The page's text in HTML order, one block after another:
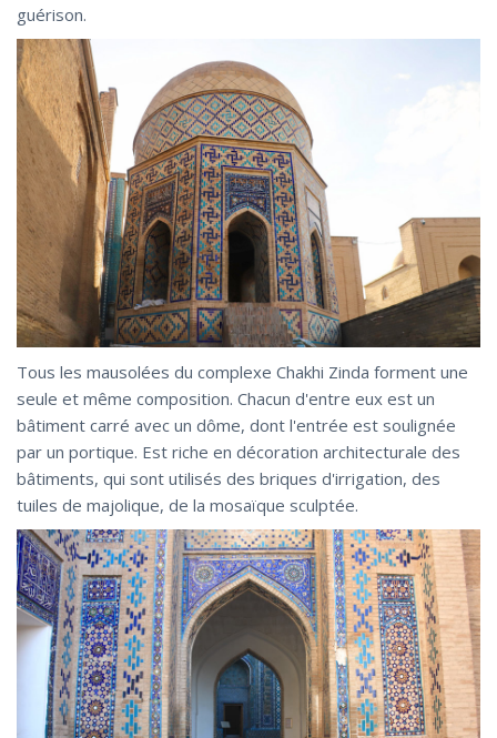
guérison.
Tous les mausolées du complexe Chakhi Zinda forment une
seule et même composition. Chacun d'entre eux est un
bâtiment carré avec un dôme, dont l'entrée est soulignée
par un portique. Est riche en décoration architecturale des
bâtiments, qui sont utilisés des briques d'irrigation, des
tuiles de majolique, de la mosaïque sculptée.